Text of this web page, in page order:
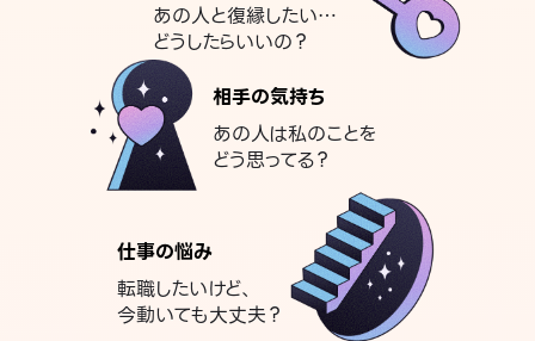
あの人と復縁したい…
どうしたらいいの？
相手の気持ち
あの人は私のことを
どう思ってる？
仕事の悩み
転職したいけど、
今動いても大丈夫？